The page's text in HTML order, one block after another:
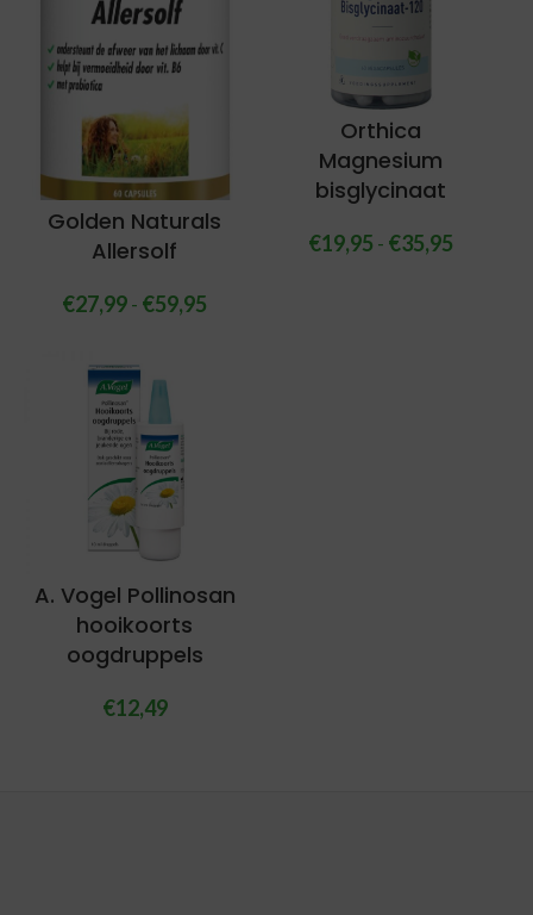
Golden Naturals
Allersolf
€27,99- €59,95
Orthica
Magnesium
bisglycinaat
€19,95 - €35,95
A. Vogel Pollinosan
hooikoorts
oogdruppels
€12,49